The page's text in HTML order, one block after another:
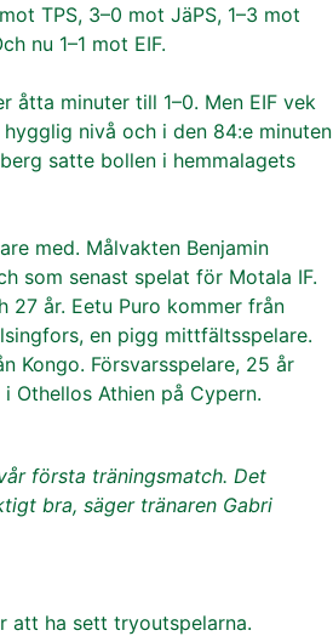
TPS, 3–0 mot JäPS, 1–3 mot
nu 1–1 mot EIF.
åtta minuter till 1–0. Men EIF vek
nivå och i den 84:e minuten
satte bollen i hemmalagets
med. Målvakten Benjamin
som senast spelat för Motala IF.
27 år. Eetu Puro kommer från
en pigg mittfältsspelare.
Kongo. Försvarsspelare, 25 år
Othellos Athien på Cypern.
första träningsmatch. Det
bra, säger tränaren Gabri
att ha sett tryoutspelarna.